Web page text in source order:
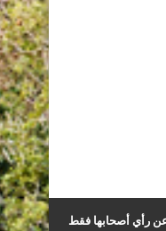
عن رأي أصحابها فقط